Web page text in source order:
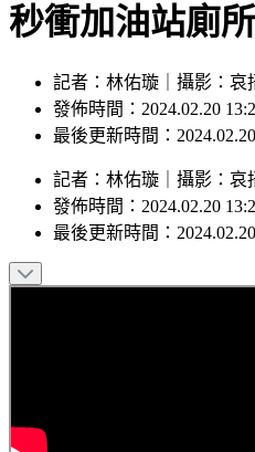
秒衝加油站廁
記者：林佑璇｜攝影：哀
發佈時間：2024.02.20
最後更新時間：
記者 ： 林佑璇 攝影 ： 哀
發佈時間： 2024.02.20
最後更新時間：